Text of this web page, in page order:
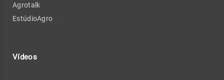
Agrotalk
EstúdioAgro
Vídeos